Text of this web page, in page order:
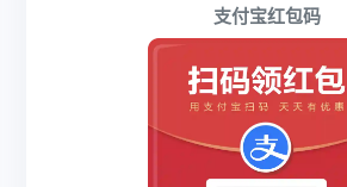
支付宝红包码